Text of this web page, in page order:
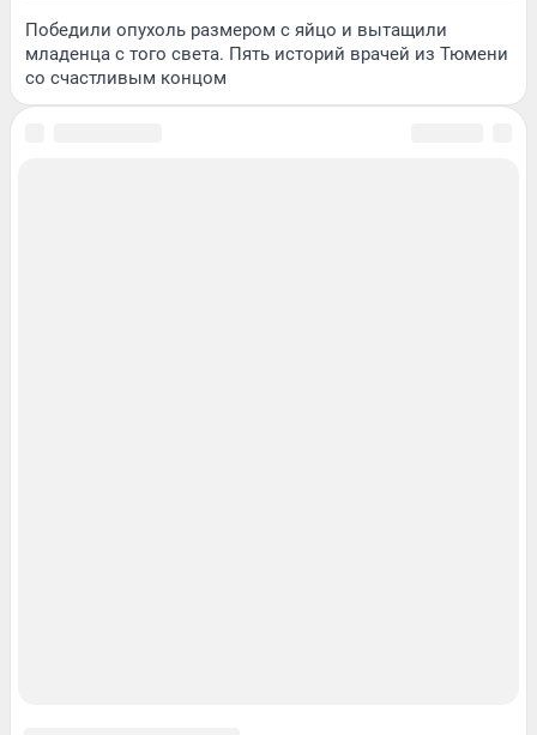
Победили опухоль размером с яйцо и вытащили
младенца с того света. Пять историй врачей из Тюмени
со счастливым концом